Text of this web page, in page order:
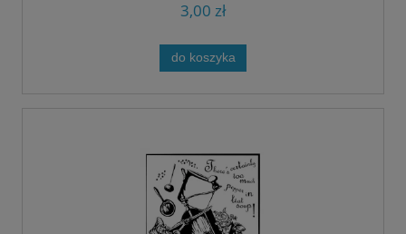
3,00 zł
do koszyka